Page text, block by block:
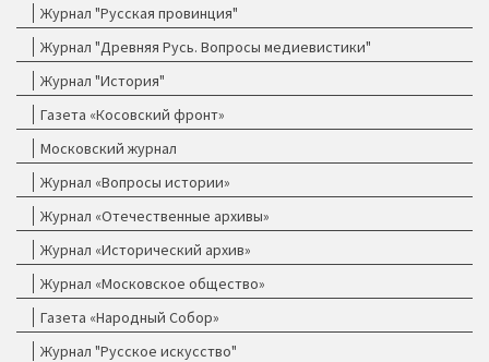
Журнал "Русская провинция"
Журнал "Древняя Русь. Вопросы медиевистики"
Журнал "История"
Газета «Косовский фронт»
Московский журнал
Журнал «Вопросы истории»
Журнал «Отечественные архивы»
Журнал «Исторический архив»
Журнал «Московское общество»
Газета «Народный Собор»
Журнал "Русское искусство"